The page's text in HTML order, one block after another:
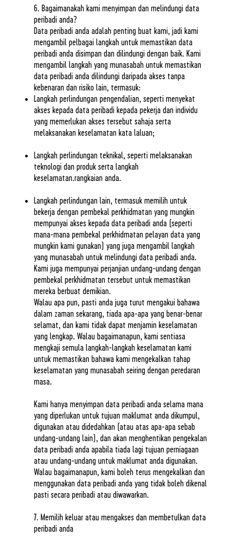
6. Bagaimanakah kami menyimpan dan melindungi data
peribadi anda?
Data peribadi anda adalah penting buat kami, jadi kami
mengambil pelbagai langkah untuk memastikan data
peribadi anda disimpan dan dilindungi dengan baik. Kami
mengambil langkah yang munasabah untuk memastikan
data peribadi anda dilindungi daripada akses tanpa
kebenaran dan risiko lain, termasuk:
Langkah perlindungan pengendalian, seperti menyekat
akses kepada data peribadi kepada pekerja dan individu
yang memerlukan akses tersebut sahaja serta
melaksanakan keselamatan kata laluan;
Langkah perlindungan teknikal, seperti melaksanakan
teknologi dan produk serta langkah
keselamatan.rangkaian anda.
Langkah perlindungan lain, termasuk memilih untuk
bekerja dengan pembekal perkhidmatan yang mungkin
mempunyai akses kepada data peribadi anda (seperti
mana-mana pembekal perkhidmatan pelayan data yang
mungkin kami gunakan) yang juga mengambil langkah
yang munasabah untuk melindungi data peribadi anda.
Kami juga mempunyai perjanjian undang-undang dengan
pembekal perkhidmatan tersebut untuk memastikan
mereka berbuat demikian.
Walau apa pun, pasti anda juga turut mengakui bahawa
dalam zaman sekarang, tiada apa-apa yang benar-benar
selamat, dan kami tidak dapat menjamin keselamatan
yang lengkap. Walau bagaimanapun, kami sentiasa
mengkaji semula langkah-langkah keselamatan kami
untuk memastikan bahawa kami mengekalkan tahap
keselamatan yang munasabah seiring dengan peredaran
masa.
Kami hanya menyimpan data peribadi anda selama mana
yang diperlukan untuk tujuan maklumat anda dikumpul,
digunakan atau didedahkan (atau atas apa-apa sebab
undang-undang lain), dan akan menghentikan pengekalan
data peribadi anda apabila tiada lagi tujuan perniagaan
atau undang-undang untuk maklumat anda digunakan.
Walau bagaimanapun, kami boleh terus mengekalkan dan
menggunakan data peribadi anda yang tidak boleh dikenal
pasti secara peribadi atau diwawarkan.
7. Memilih keluar atau mengakses dan membetulkan data
peribadi anda